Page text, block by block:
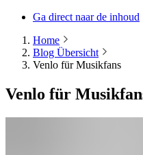
Ga direct naar de inhoud
Home
Blog Übersicht
Venlo für Musikfans
Venlo für